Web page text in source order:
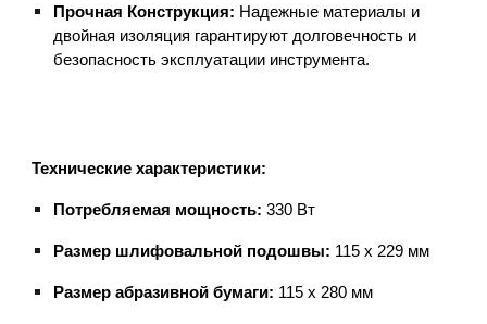
Прочная Конструкция: Надежные материалы и
двойная изоляция гарантируют долговечность и
безопасность эксплуатации инструмента.
Технические характеристики:
Потребляемая мощность: 330 Вт
Размер шлифовальной подошвы: 115 x 229 мм
Размер абразивной бумаги: 115 x 280 мм